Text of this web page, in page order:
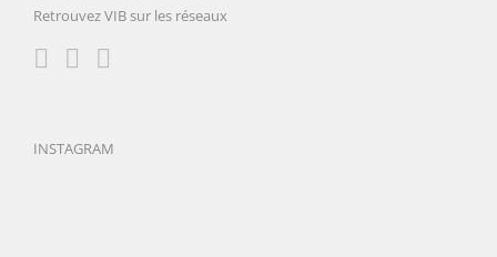
Retrouvez VIB sur les réseaux
INSTAGRAM